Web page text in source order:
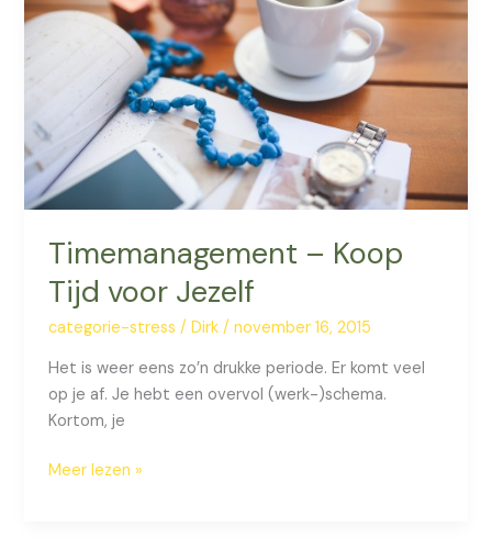
Timemanagement – Koop
Tijd voor Jezelf
categorie-stress /Dirk/november 16, 2015
Het is weer eens zo’n drukke periode. Er komt veel
op je af. Je hebt een overvol (werk-)schema.
Kortom, je
Timemanagement
Meer lezen »